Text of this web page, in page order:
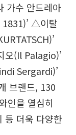
가수 안드레아
1831)’ △이탈
오(Il Palagio)’
Sergardi)’
브랜드, 130
인을 열심히
등 더욱 다양한